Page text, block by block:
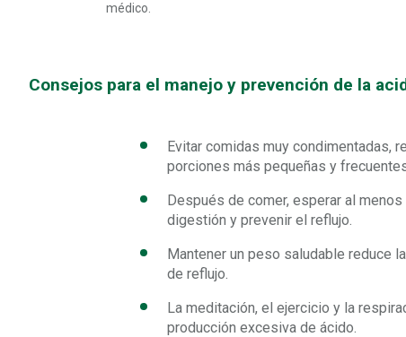
médico.
Consejos para el manejo y prevención de la
Evitar comidas muy condimentadas,
porciones más pequeñas y
Después de comer, esperar al
digestión y prevenir el reflujo.
Mantener un peso saludable reduce
de reflujo.
La meditación, el ejercicio y la
producción excesiva de ácido.